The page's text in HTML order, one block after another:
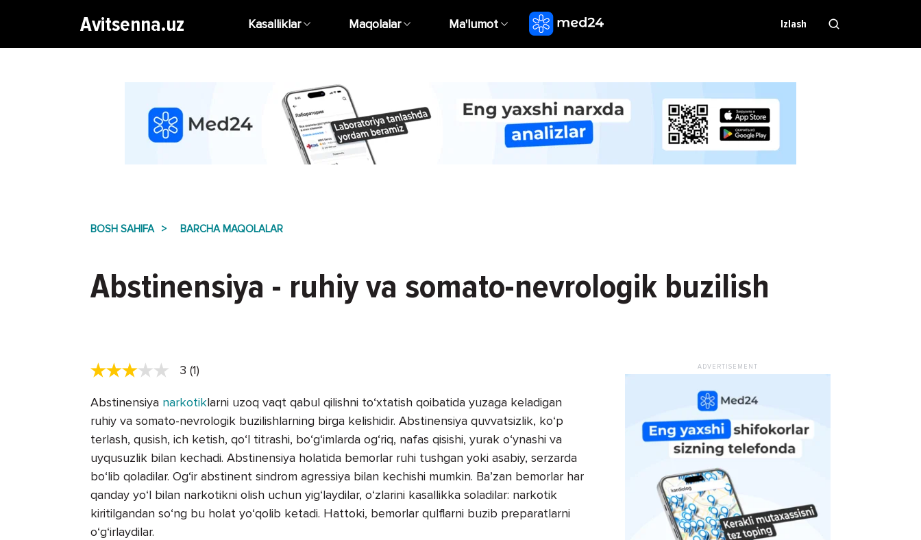
Avitsenna.uz Kasalliklar Maqolalar Ma'lumot Izlash
BOSH SAHIFA BARCHA MAQOLALAR
Abstinensiya - ruhiy va somato-nevrologik buzilish
3 (1)
Abstinensiya narkotiklarni uzoq vaqt qabul qilishni to‘xtatish qoibatida yuzaga keladigan
ruhiy va somato-nevrologik buzilishlarning birga kelishidir. Abstinensiya quvvatsizlik, ko‘p
terlash, qusish, ich ketish, qo‘l titrashi, bo‘g‘imlarda og‘riq, nafas qisishi, yurak o‘ynashi va
uyqusuzlik bilan kechadi. Abstinensiya holatida bemorlar ruhi tushgan yoki asabiy, serzarda
bo‘lib qoladilar. Og‘ir abstinent sindrom agressiya bilan kechishi mumkin. Ba’zan bemorlar har
qanday yo‘l bilan narkotikni olish uchun yig‘laydilar, o‘zlarini kasallikka soladilar: narkotik
kiritilgandan so‘ng bu holat yo‘qolib ketadi. Hattoki, bemorlar qulflarni buzib preparatlarni
o‘g‘irlaydilar.